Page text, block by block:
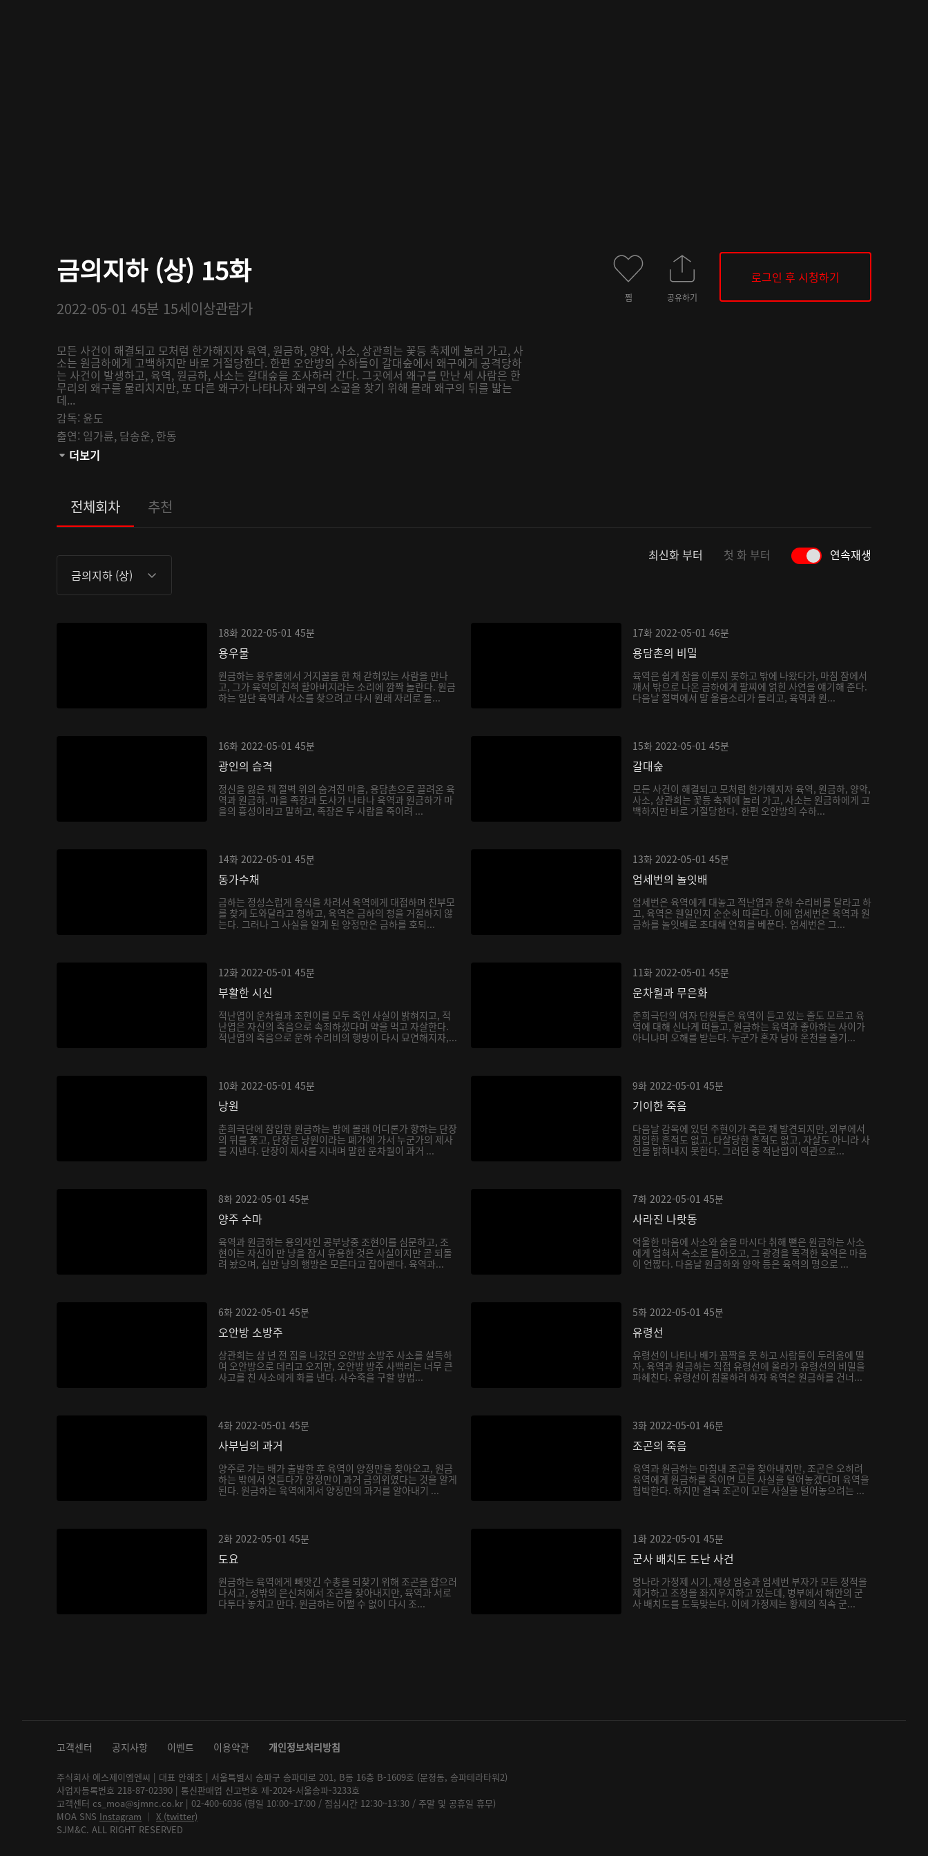
금의지하 (상) 15화
2022-05-01 45분 15세이상관람가
모든 사건이 해결되고 모처럼 한가해지자 육역, 원금하, 양악, 사소, 상관희는 꽃등 축제에 놀러 가고, 사
소는 원금하에게 고백하지만 바로 거절당한다. 한편 오안방의 수하들이 갈대숲에서 왜구에게 공격당하
는 사건이 발생하고, 육역, 원금하, 사소는 갈대숲을 조사하러 간다. 그곳에서 왜구를 만난 세 사람은 한
무리의 왜구를 물리치지만, 또 다른 왜구가 나타나자 왜구의 소굴을 찾기 위해 몰래 왜구의 뒤를 밟는
데...
감독: 윤도
출연: 임가륜, 담송운, 한동
관람등급:
더보기
찜 공유하기
로그인 후 시청하기
전체회차 추천
금의지하 (상)
최신화 부터 첫 화 부터 연속재생
18화 2022-05-01 45분
용우물
원금하는 용우물에서 거지꼴을 한 채 갇혀있는 사람을 만나
고, 그가 육역의 친척 할아버지라는 소리에 깜짝 놀란다. 원금
하는 일단 육역과 사소를 찾으려고 다시 원래 자리로 돌...
17화 2022-05-01 46분
용담촌의 비밀
육역은 쉽게 잠을 이루지 못하고 밖에 나왔다가, 마침 잠에서
깨서 밖으로 나온 금하에게 팔찌에 얽힌 사연을 얘기해 준다.
다음날 절벽에서 말 울음소리가 들리고, 육역과 원...
16화 2022-05-01 45분
광인의 습격
정신을 잃은 채 절벽 위의 숨겨진 마을, 용담촌으로 끌려온 육
역과 원금하. 마을 족장과 도사가 나타나 육역과 원금하가 마
을의 흉성이라고 말하고, 족장은 두 사람을 죽이려 ...
15화 2022-05-01 45분
갈대숲
모든 사건이 해결되고 모처럼 한가해지자 육역, 원금하, 양악,
사소, 상관희는 꽃등 축제에 놀러 가고, 사소는 원금하에게 고
백하지만 바로 거절당한다. 한편 오안방의 수하...
14화 2022-05-01 45분
동가수채
금하는 정성스럽게 음식을 차려서 육역에게 대접하며 친부모
를 찾게 도와달라고 청하고, 육역은 금하의 청을 거절하지 않
는다. 그러나 그 사실을 알게 된 양정만은 금하를 호되...
13화 2022-05-01 45분
엄세번의 놀잇배
엄세번은 육역에게 대놓고 적난엽과 운하 수리비를 달라고 하
고, 육역은 웬일인지 순순히 따른다. 이에 엄세번은 육역과 원
금하를 놀잇배로 초대해 연회를 베푼다. 엄세번은 그...
12화 2022-05-01 45분
부활한 시신
적난엽이 운차월과 조현이를 모두 죽인 사실이 밝혀지고, 적
난엽은 자신의 죽음으로 속죄하겠다며 약을 먹고 자살한다.
적난엽의 죽음으로 운하 수리비의 행방이 다시 묘연해지자,...
11화 2022-05-01 45분
운차월과 무은화
춘희극단의 여자 단원들은 육역이 듣고 있는 줄도 모르고 육
역에 대해 신나게 떠들고, 원금하는 육역과 좋아하는 사이가
아니냐며 오해를 받는다. 누군가 혼자 남아 온천을 즐기...
10화 2022-05-01 45분
낭원
춘희극단에 잠입한 원금하는 밤에 몰래 어디론가 향하는 단장
의 뒤를 쫓고, 단장은 낭원이라는 폐가에 가서 누군가의 제사
를 지낸다. 단장이 제사를 지내며 말한 운차월이 과거 ...
9화 2022-05-01 45분
기이한 죽음
다음날 감옥에 있던 주현이가 죽은 채 발견되지만, 외부에서
침입한 흔적도 없고, 타살당한 흔적도 없고, 자살도 아니라 사
인을 밝혀내지 못한다. 그러던 중 적난엽이 역관으로...
8화 2022-05-01 45분
양주 수마
육역과 원금하는 용의자인 공부낭중 조현이를 심문하고, 조
현이는 자신이 만 냥을 잠시 유용한 것은 사실이지만 곧 되돌
려 놨으며, 십만 냥의 행방은 모른다고 잡아뗀다. 육역과...
7화 2022-05-01 45분
사라진 나랏동
억울한 마음에 사소와 술을 마시다 취해 뻗은 원금하는 사소
에게 업혀서 숙소로 돌아오고, 그 광경을 목격한 육역은 마음
이 언짢다. 다음날 원금하와 양악 등은 육역의 명으로 ...
6화 2022-05-01 45분
오안방 소방주
상관희는 삼 년 전 집을 나갔던 오안방 소방주 사소를 설득하
여 오안방으로 데리고 오지만, 오안방 방주 사백리는 너무 큰
사고를 친 사소에게 화를 낸다. 사수죽을 구할 방법...
5화 2022-05-01 45분
유령선
유령선이 나타나 배가 꼼짝을 못 하고 사람들이 두려움에 떨
자, 육역과 원금하는 직접 유령선에 올라가 유령선의 비밀을
파헤친다. 유령선이 침몰하려 하자 육역은 원금하를 건너...
4화 2022-05-01 45분
사부님의 과거
양주로 가는 배가 출발한 후 육역이 양정만을 찾아오고, 원금
하는 밖에서 엿듣다가 양정만이 과거 금의위였다는 것을 알게
된다. 원금하는 육역에게서 양정만의 과거를 알아내기 ...
3화 2022-05-01 46분
조곤의 죽음
육역과 원금하는 마침내 조곤을 찾아내지만, 조곤은 오히려
육역에게 원금하를 죽이면 모든 사실을 털어놓겠다며 육역을
협박한다. 하지만 결국 조곤이 모든 사실을 털어놓으려는 ...
2화 2022-05-01 45분
도요
원금하는 육역에게 빼앗긴 수총을 되찾기 위해 조곤을 잡으러
나서고, 성밖의 은신처에서 조곤을 찾아내지만, 육역과 서로
다투다 놓치고 만다. 원금하는 어쩔 수 없이 다시 조...
1화 2022-05-01 45분
군사 배치도 도난 사건
명나라 가정제 시기, 재상 엄숭과 엄세번 부자가 모든 정적을
제거하고 조정을 좌지우지하고 있는데, 병부에서 해안의 군
사 배치도를 도둑맞는다. 이에 가정제는 황제의 직속 군...
고객센터 공지사항 이벤트 이용약관 개인정보처리방침
주식회사 에스제이엠엔씨 | 대표 안해조 | 서울특별시 송파구 송파대로 201, B동 16층 B-1609호 (문정동, 송파테라타워2)
사업자등록번호 218-87-02390 | 통신판매업 신고번호 제-2024-서울송파-3233호
고객센터 cs_moa@sjmnc.co.kr | 02-400-6036 (평일 10:00~17:00 / 점심시간 12:30~13:30 / 주말 및 공휴일 휴무)
MOA SNS Instagram │ X (twitter)
SJM&C. ALL RIGHT RESERVED